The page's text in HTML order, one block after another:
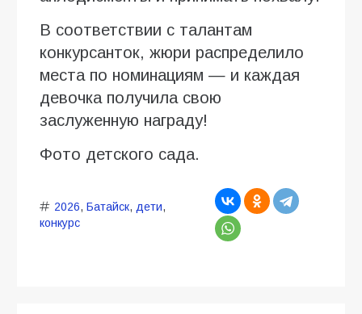
В соответствии с талантам
конкурсанток, жюри распределило
места по номинациям — и каждая
девочка получила свою
заслуженную награду!
Фото детского сада.
2026, Батайск, дети,
конкурс